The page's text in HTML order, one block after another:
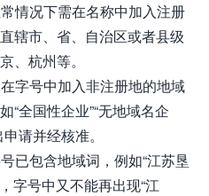
情况下需在名称中加入注册
辖市、省、自治区或者县级
、杭州等。
字号中加入非注册地的地域
“全国性企业”“无地域名企
请并经核准。
已包含地域词，例如“江苏垦
字号中又不能再出现“江